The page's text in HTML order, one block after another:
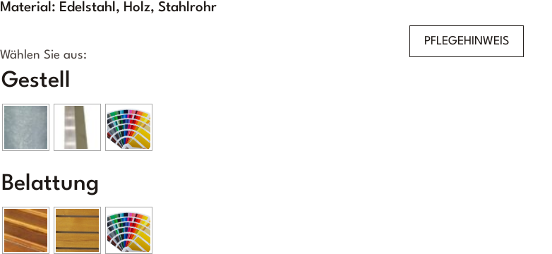
Material: Edelstahl, Holz, Stahlrohr
PFLEGEHINWEIS
Gestell
Belattung